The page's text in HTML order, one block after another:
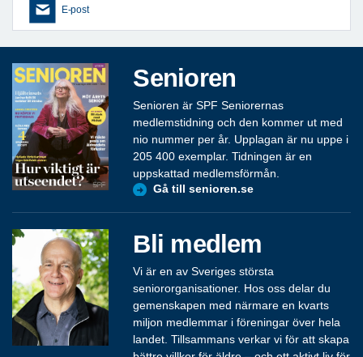
E-post
Senioren
Senioren är SPF Seniorernas
medlemstidning och den kommer ut med
nio nummer per år. Upplagan är nu uppe i
205 400 exemplar. Tidningen är en
uppskattad medlemsförmån.
Gå till senioren.se
Bli medlem
Vi är en av Sveriges största
seniororganisationer. Hos oss delar du
gemenskapen med närmare en kvarts
miljon medlemmar i föreningar över hela
landet. Tillsammans verkar vi för att skapa